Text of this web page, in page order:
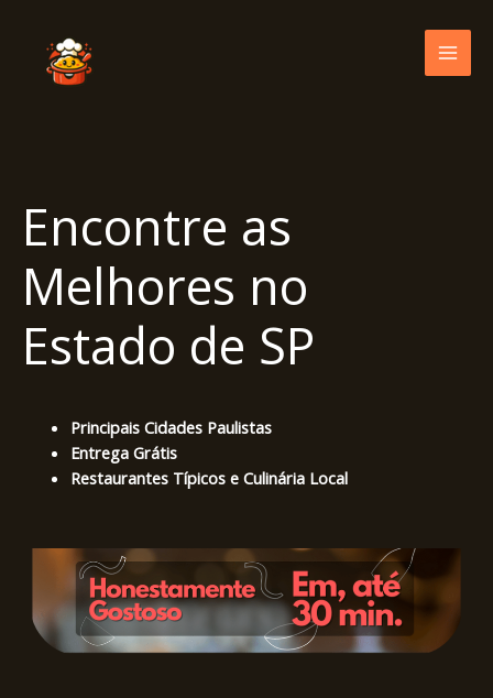
content
Encontre as
Melhores no
Estado de SP
Principais Cidades Paulistas
Entrega Grátis
Restaurantes Típicos e Culinária Local